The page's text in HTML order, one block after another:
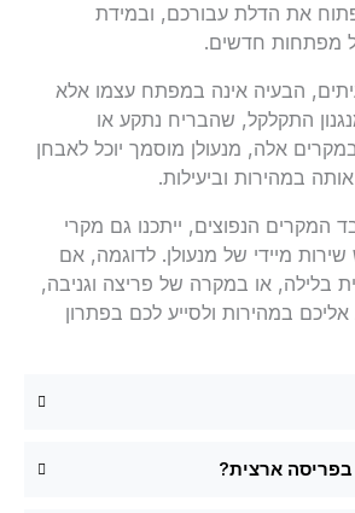
את הדלת עבורכם, ובמידת
חדשים.
הבעיה אינה במפתח עצמו אלא
התקלקל, שהבריח נתקע או
אלה, מנעולן מוסמך יוכל לאבחן
וביעילות.
הנפוצים, ייתכנו גם מקרי
מיידי של מנעולן. לדוגמה, אם
או במקרה של פריצה וגניבה,
במהירות ולסייע לכם בפתרון
ארצית?